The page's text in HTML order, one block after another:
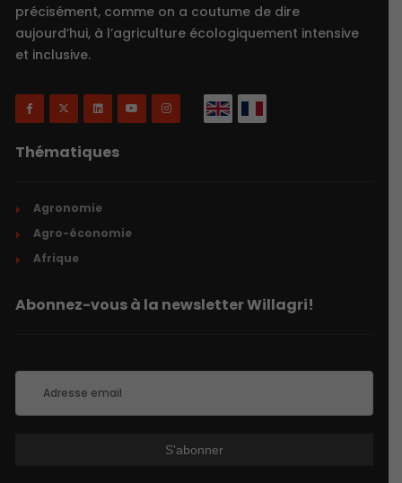
précisément, comme on a coutume de dire
aujourd’hui, à l’agriculture écologiquement intensive
et inclusive.
Thématiques
Agronomie
Agro-économie
Afrique
Abonnez-vous à la newsletter Willagri!